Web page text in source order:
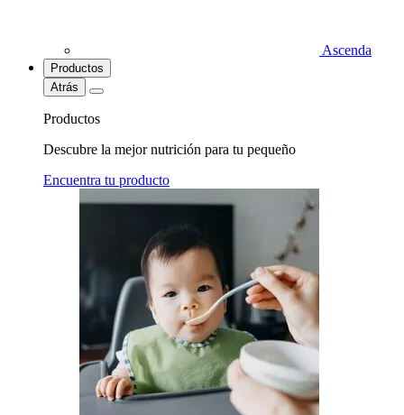
Ascenda
Productos
Atrás
Productos
Descubre la mejor nutrición para tu pequeño
Encuentra tu producto